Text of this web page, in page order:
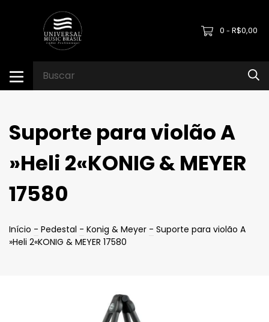
0 - R$0,00
Suporte para violão A
»Heli 2«KONIG & MEYER
17580
Início - Pedestal - Konig & Meyer - Suporte para violão A
»Heli 2«KONIG & MEYER 17580